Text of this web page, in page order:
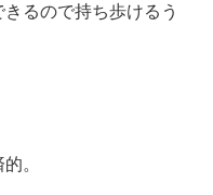
るので持ち歩けるう
。